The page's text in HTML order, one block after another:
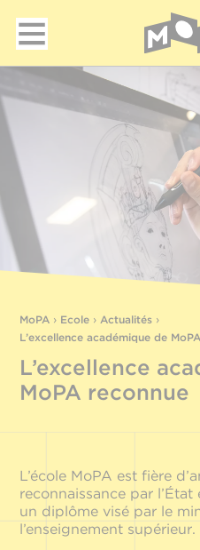
MoPA › Ecole ›Actualités ›
L’excellence académique de
L’excellence
MoPA reconnue
L’école MoPA est fière
reconnaissance par
un diplôme visé par le
l’enseignement supérieur.